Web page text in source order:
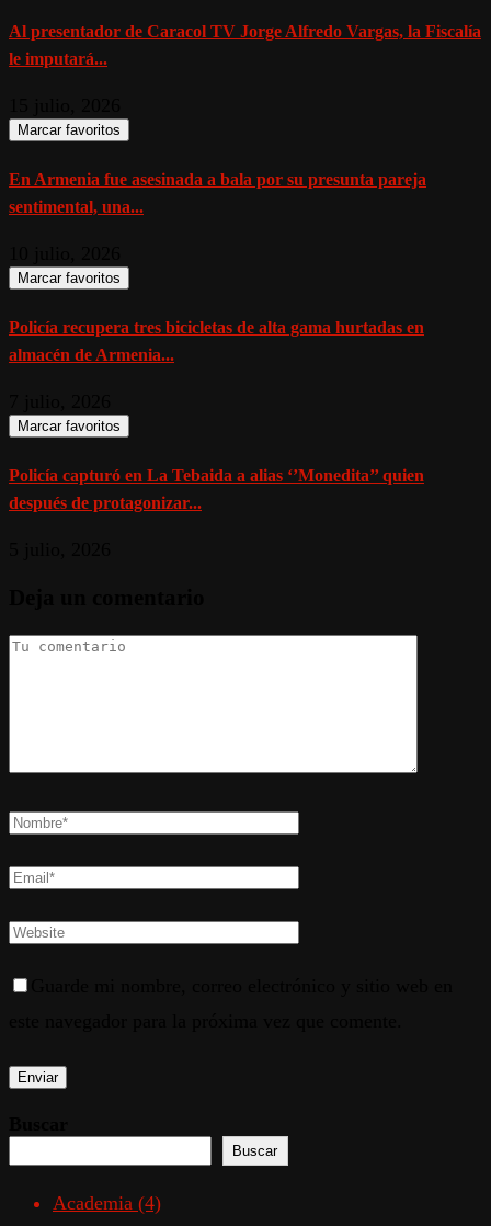
Al presentador de Caracol TV Jorge Alfredo Vargas, la Fiscalía
le imputará...
Marcar favoritos
En Armenia fue asesinada a bala por su presunta pareja
sentimental, una...
Marcar favoritos
Policía recupera tres bicicletas de alta gama hurtadas en
almacén de Armenia...
Marcar favoritos
Policía capturó en La Tebaida a alias ‘’Monedita’’ quien
después de protagonizar...
Buscar
Academia (4)